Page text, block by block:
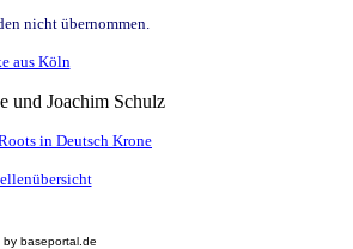
nicht übernommen.
aus Köln
und Joachim Schulz
in Deutsch Krone
baseportal.de